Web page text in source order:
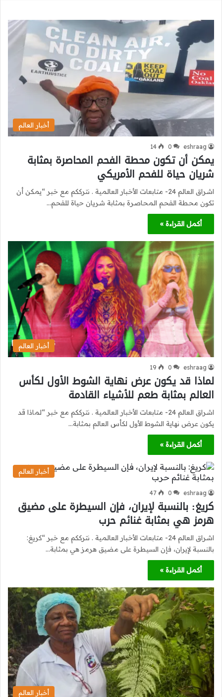
أخبار العالم
eshraag
0
14
يمكن أن تكون محطة الفحم المحاصرة بمثابة
شريان حياة للفحم الأمريكي
اشراق العالم 24- متابعات الأخبار العالمية . نترككم مع خبر “يمكن أن
تكون محطة الفحم المحاصرة بمثابة شريان حياة للفحم…
أكمل القراءة »
أخبار العالم
eshraag
0
19
لماذا قد يكون عرض نهاية الشوط الأول لكأس
العالم بمثابة طعم للأشياء القادمة
اشراق العالم 24- متابعات الأخبار العالمية . نترككم مع خبر “لماذا قد
يكون عرض نهاية الشوط الأول لكأس العالم بمثابة…
أكمل القراءة »
أخبار العالم
eshraag
0
47
كريغ: بالنسبة لإيران، فإن السيطرة على مضيق
هرمز هي بمثابة غنائم حرب
اشراق العالم 24- متابعات الأخبار العالمية . نترككم مع خبر “كريغ:
بالنسبة لإيران، فإن السيطرة على مضيق هرمز هي بمثابة…
أكمل القراءة »
أخبار العالم